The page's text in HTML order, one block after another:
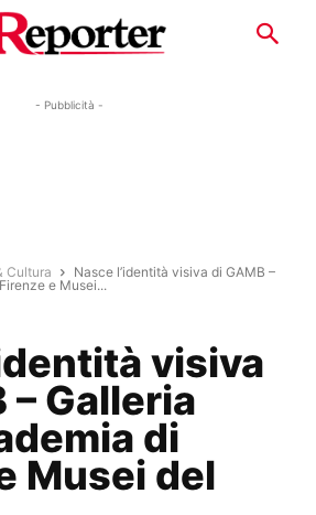
- Pubblicità -
Cultura
Nasce l’identità visiva di GAMB –
e Musei...
visiva
– Galleria
di
Musei del